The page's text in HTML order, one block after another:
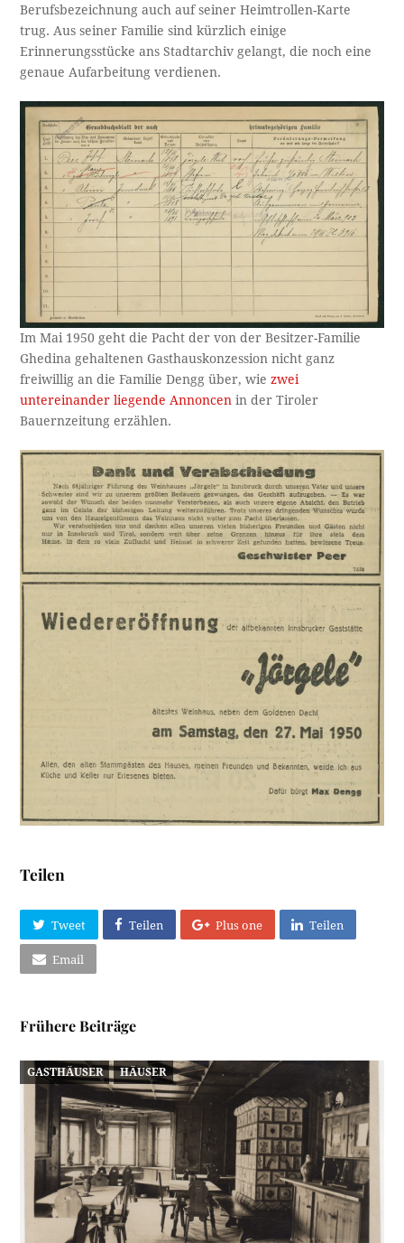
Berufsbezeichnung auch auf seiner Heimtrollen-Karte
trug. Aus seiner Familie sind kürzlich einige
Erinnerungsstücke ans Stadtarchiv gelangt, die noch eine
genaue Aufarbeitung verdienen.
Im Mai 1950 geht die Pacht der von der Besitzer-Familie
Ghedina gehaltenen Gasthauskonzession nicht ganz
freiwillig an die Familie Dengg über, wiezwei
untereinander liegende Annoncen in der Tiroler
Bauernzeitung erzählen.
Teilen
Tweet Teilen Plus one Teilen
Email
Frühere Beiträge
GASTHÄUSER HÄUSER